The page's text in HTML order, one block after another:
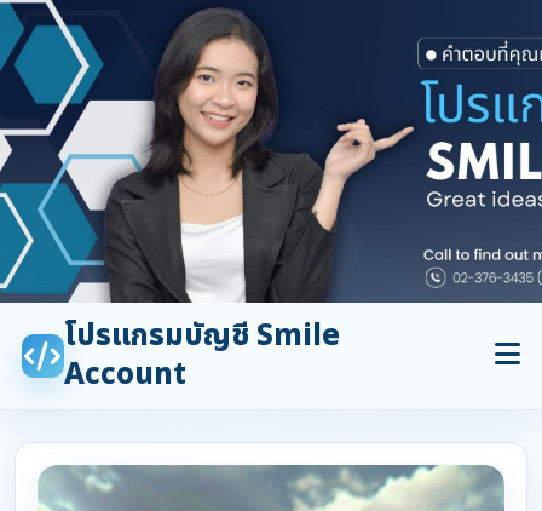
โปรแกรมบัญชี Smile
Account